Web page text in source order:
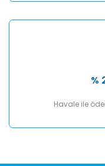
%
Havale ile